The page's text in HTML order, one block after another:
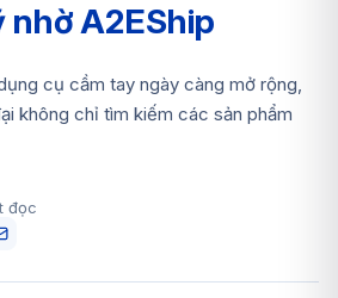
nhờ A2EShip
cụ cầm tay ngày càng mở rộng,
không chỉ tìm kiếm các sản phẩm
đọc